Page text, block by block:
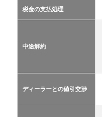
カー
リー
カー
ング
2.4
税金の支払処理
中途解約
ディーラーとの値引交渉